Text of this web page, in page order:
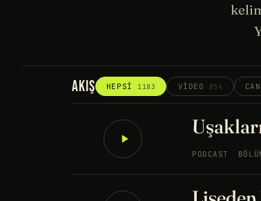
AKIŞ HEPSI 1183 VIDEO 854
PODCAST